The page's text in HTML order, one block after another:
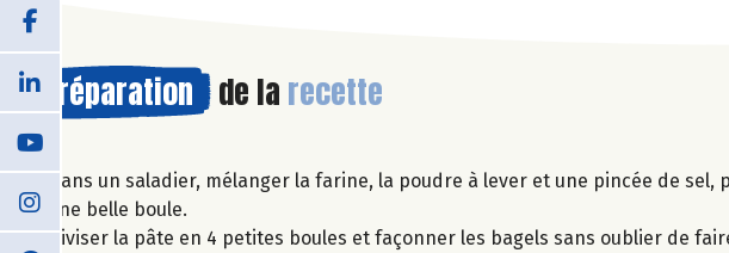
Préparation de la recette
Dans un saladier, mélanger la farine, la poudre à lever et une pincée de
une belle boule.
Diviser la pâte en 4 petites boules et façonner les bagels sans oublier de